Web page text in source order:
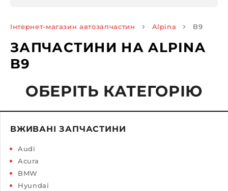
Інтернет-магазин автозапчастин Alpina B9
ЗАПЧАСТИНИ НА ALPINA
B9
ОБЕРІТЬ КАТЕГОРІЮ
ВЖИВАНІ ЗАПЧАСТИНИ
Audi
Acura
BMW
Hyundai